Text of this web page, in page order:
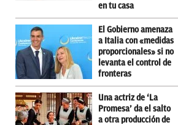
en tu casa
El Gobierno amenaza
a Italia con «medidas
proporcionales» si no
levanta el control de
fronteras
Una actriz de ‘La
Promesa’ da el salto
a otra producción de